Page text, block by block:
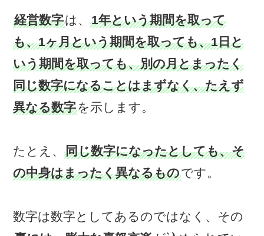
経営数字は、1年という期間を取って
も、1ヶ月という期間を取っても、1日と
いう期間を取っても、別の月とまったく
同じ数字になることはまずなく、たえず
異なる数字を示します。
たとえ、同じ数字になったとしても、そ
の中身はまったく異なるものです。
数字は数字としてあるのではなく、その